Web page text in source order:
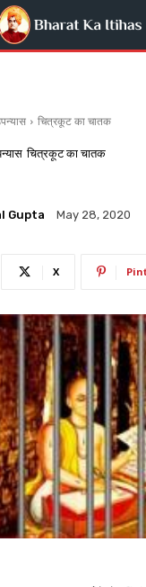
चित्रकूट का चातक
चित्रकूट का चातक
Gupta May 28, 2020
X